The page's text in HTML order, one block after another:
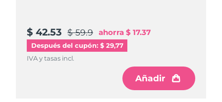
$ 42.53 $ 59.9 ahorra $ 17.37
Después del cupón: $ 29,77
IVA y tasas incl.
Añadir